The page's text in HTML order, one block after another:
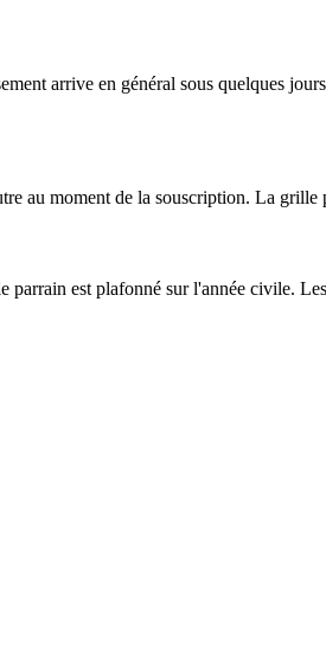
arrive en général sous quelques
au moment de la souscription. La
est plafonné sur l'année civile.